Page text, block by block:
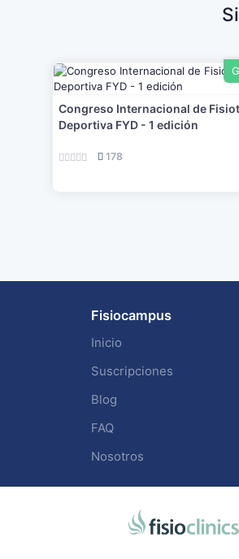
Congreso Internacional de
Deportiva FYD - 1 edición
178
Fisiocampus
Inicio
Suscripciones
Blog
FAQ
Nosotros